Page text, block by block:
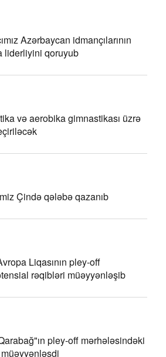
Azərbaycan idmançılarının
liderliyini qoruyub
və aerobika gimnastikası üzrə
Çində qələbə qazanıb
Liqasının pley-off
rəqibləri müəyyənləşib
pley-off mərhələsindəki